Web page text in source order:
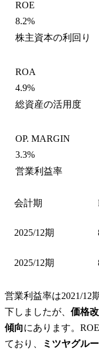
ROE
8.2%
株主資本の利回り
ROA
4.9%
総資産の活用度
OP. MARGIN
3.3%
営業利益率
会計期
2025/12期
2025/12期
営業利益率は2021/12
下しましたが、 価格
傾向にあります。
ており、
ミツヤグル